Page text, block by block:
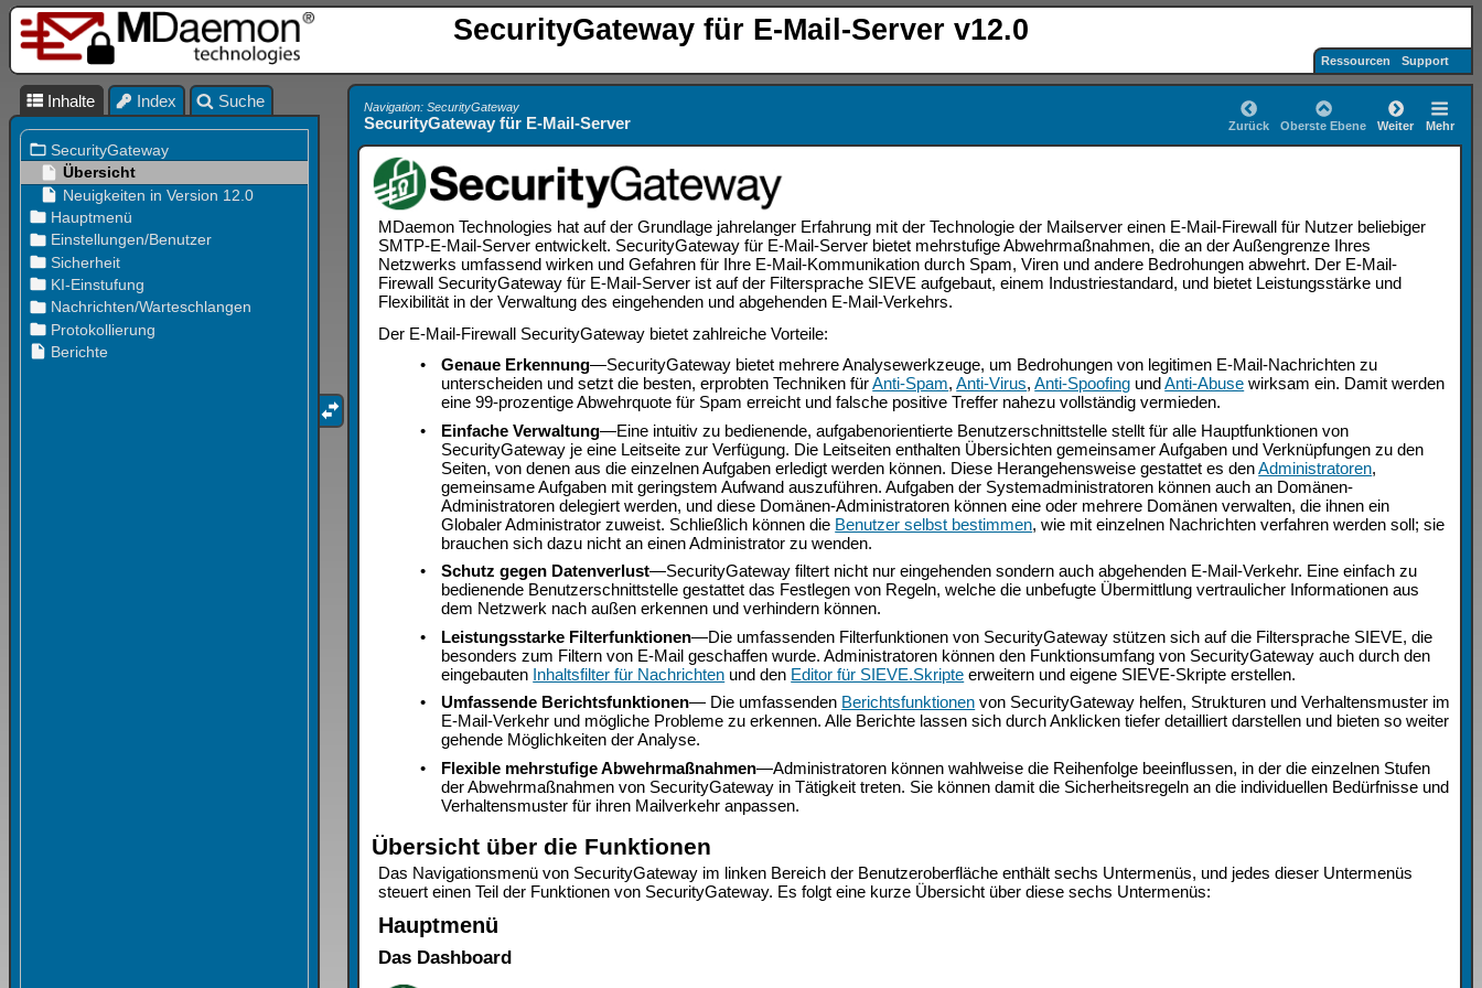
SecurityGateway für E-Mail-Server v12.0
Ressourcen Support
Navigation: SecurityGateway
SecurityGateway für E-Mail-Server Zurück Oberste Ebene Weiter Mehr
MDaemon Technologies hat auf der Grundlage jahrelanger Erfahrung mit der Technologie der Mailserver einen E-Mail-Firewall für Nutzer beliebiger
SMTP-E-Mail-Server entwickelt. SecurityGateway für E-Mail-Server bietet mehrstufige Abwehrmaßnahmen, die an der Außengrenze Ihres
Netzwerks umfassend wirken und Gefahren für Ihre E-Mail-Kommunikation durch Spam, Viren und andere Bedrohungen abwehrt. Der E-Mail-
Firewall SecurityGateway für E-Mail-Server ist auf der Filtersprache SIEVE aufgebaut, einem Industriestandard, und bietet Leistungsstärke und
Flexibilität in der Verwaltung des eingehenden und abgehenden E-Mail-Verkehrs.
Der E-Mail-Firewall SecurityGateway bietet zahlreiche Vorteile:
•
Genaue Erkennung—SecurityGateway bietet mehrere Analysewerkzeuge, um Bedrohungen von legitimen E-Mail-Nachrichten zu
unterscheiden und setzt die besten, erprobten Techniken fürAnti-Spam,Anti-Virus,Anti-Spoofing undAnti-Abuse wirksam ein. Damit werden
eine 99-prozentige Abwehrquote für Spam erreicht und falsche positive Treffer nahezu vollständig vermieden.
•
Einfache Verwaltung—Eine intuitiv zu bedienende, aufgabenorientierte Benutzerschnittstelle stellt für alle Hauptfunktionen von
SecurityGateway je eine Leitseite zur Verfügung. Die Leitseiten enthalten Übersichten gemeinsamer Aufgaben und Verknüpfungen zu den
Seiten, von denen aus die einzelnen Aufgaben erledigt werden können. Diese Herangehensweise gestattet es denAdministratoren,
gemeinsame Aufgaben mit geringstem Aufwand auszuführen. Aufgaben der Systemadministratoren können auch an Domänen-
Administratoren delegiert werden, und diese Domänen-Administratoren können eine oder mehrere Domänen verwalten, die ihnen ein
Globaler Administrator zuweist. Schließlich können die Benutzer selbst bestimmen, wie mit einzelnen Nachrichten verfahren werden soll; sie
brauchen sich dazu nicht an einen Administrator zu wenden.
•
Schutz gegen Datenverlust—SecurityGateway filtert nicht nur eingehenden sondern auch abgehenden E-Mail-Verkehr. Eine einfach zu
bedienende Benutzerschnittstelle gestattet das Festlegen von Regeln, welche die unbefugte Übermittlung vertraulicher Informationen aus
dem Netzwerk nach außen erkennen und verhindern können.
•
Leistungsstarke Filterfunktionen—Die umfassenden Filterfunktionen von SecurityGateway stützen sich auf die Filtersprache SIEVE, die
besonders zum Filtern von E-Mail geschaffen wurde. Administratoren können den Funktionsumfang von SecurityGateway auch durch den
eingebauten Inhaltsfilter für Nachrichten und den Editor für SIEVE.Skripte erweitern und eigene SIEVE-Skripte erstellen.
•
Umfassende Berichtsfunktionen— Die umfassenden Berichtsfunktionen von SecurityGateway helfen, Strukturen und Verhaltensmuster im
E-Mail-Verkehr und mögliche Probleme zu erkennen. Alle Berichte lassen sich durch Anklicken tiefer detailliert darstellen und bieten so weiter
gehende Möglichkeiten der Analyse.
•
Flexible mehrstufige Abwehrmaßnahmen—Administratoren können wahlweise die Reihenfolge beeinflussen, in der die einzelnen Stufen
der Abwehrmaßnahmen von SecurityGateway in Tätigkeit treten. Sie können damit die Sicherheitsregeln an die individuellen Bedürfnisse und
Verhaltensmuster für ihren Mailverkehr anpassen.
Übersicht über die Funktionen
Das Navigationsmenü von SecurityGateway im linken Bereich der Benutzeroberfläche enthält sechs Untermenüs, und jedes dieser Untermenüs
steuert einen Teil der Funktionen von SecurityGateway. Es folgt eine kurze Übersicht über diese sechs Untermenüs:
Hauptmenü
Das Dashboard
Inhalte Index Suche